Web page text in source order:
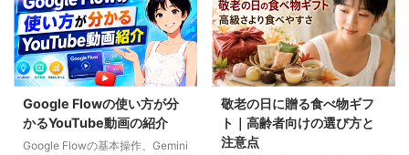
Google Flowの使い方が分
かるYouTube動画の紹介
Google Flowの基本操作、Gemini
敬老の日に贈る食べ物ギフ
ト｜高齢者向けの選び方と
注意点